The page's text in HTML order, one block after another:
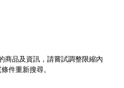
商品及資訊，請嘗試調整限縮內
件重新搜尋。